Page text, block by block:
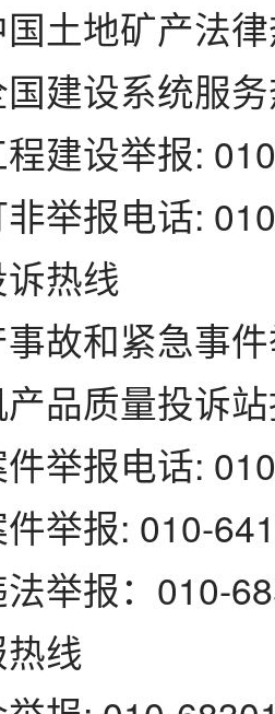
土地矿产法
建设系统服
建设举报:
举报电话:
热线
故和紧急事
品质量投诉
举报电话:
举报: 010-
举报：010-
线